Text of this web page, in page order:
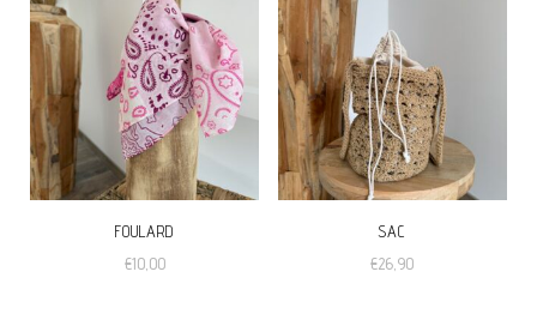
FOULARD
€10,00
SAC
€26,90